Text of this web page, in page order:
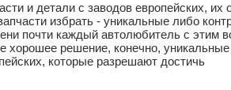
и детали с заводов европейских, их
избрать - уникальные либо
почти каждый автолюбитель с этим
хорошее решение, конечно, уникальные
которые разрешают достичь